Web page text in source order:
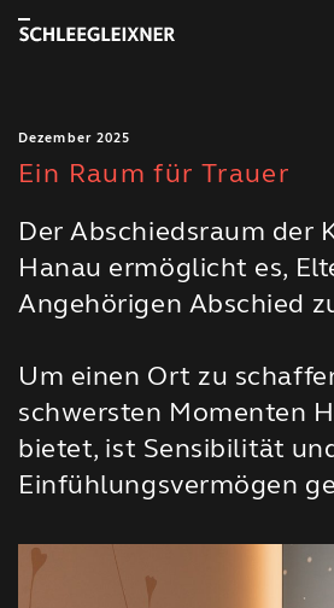
Dezember 2025
Ein Raum für Trauer
Der Abschiedsraum der
Hanau ermöglicht es,
Angehörigen Abschied
Um einen Ort zu
schwersten Momenten
bietet, ist Sensibilität
Einfühlungsvermögen